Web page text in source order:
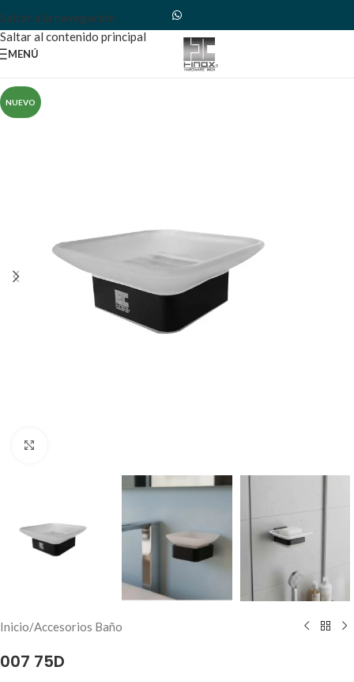
Saltar a la navegación
Saltar al contenido principal
MENÚ
NUEVO
Inicio/Accesorios Baño
007 75D